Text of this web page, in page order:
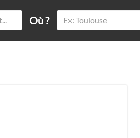
Où ?